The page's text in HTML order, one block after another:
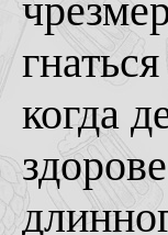
когда